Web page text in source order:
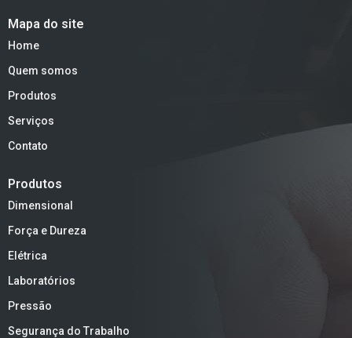
Mapa do site
Home
Quem somos
Produtos
Serviços
Contato
Produtos
Dimensional
Força e Dureza
Elétrica
Laboratórios
Pressão
Segurança do Trabalho